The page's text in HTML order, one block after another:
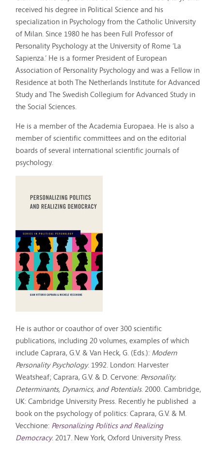
received his degree in Political Science and his
specialization in Psychology from the Catholic University
of Milan. Since 1980 he has been Full Professor of
Personality Psychology at the University of Rome ‘La
Sapienza.’ He is a former President of European
Association of Personality Psychology and was a Fellow in
Residence at both The Netherlands Institute for Advanced
Study and The Swedish Collegium for Advanced Study in
the Social Sciences.
He is a member of the Academia Europaea. He is also a
member of scientific committees and on the editorial
boards of several international scientific journals of
psychology.
He is author or coauthor of over 300 scientific
publications, including 20 volumes, examples of which
include Caprara, G.V. & Van Heck, G. (Eds.): Modern
Personality Psychology. 1992. London: Harvester
Weatsheaf; Caprara, G.V. & D. Cervone: Personality.
Determinants, Dynamics, and Potentials. 2000. Cambridge,
UK: Cambridge University Press. Recently he published a
book on the psychology of politics: Caprara, G.V. & M.
Vecchione: Personalizing Politics and Realizing
Democracy. 2017. New York, Oxford University Press.